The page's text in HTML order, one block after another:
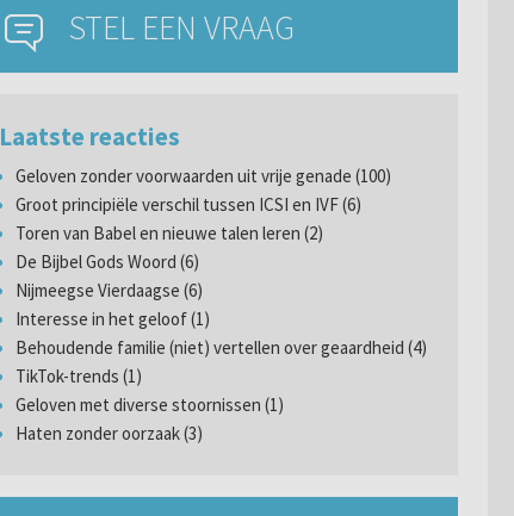
STEL EEN VRAAG
Laatste reacties
Geloven zonder voorwaarden uit vrije genade (100)
Groot principiële verschil tussen ICSI en IVF (6)
Toren van Babel en nieuwe talen leren (2)
De Bijbel Gods Woord (6)
Nijmeegse Vierdaagse (6)
Interesse in het geloof (1)
Behoudende familie (niet) vertellen over geaardheid (4)
TikTok-trends (1)
Geloven met diverse stoornissen (1)
Haten zonder oorzaak (3)